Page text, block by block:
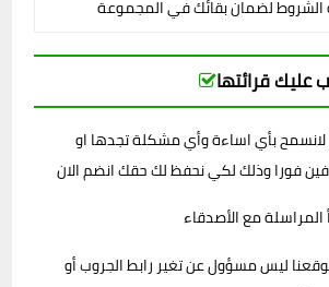
الشروط لضمان بقائك في المجموعة
لانسمح بأي اساءة وأي مشكلة تجدها او
ليس مسؤول عن تغير رابط الجروب أو